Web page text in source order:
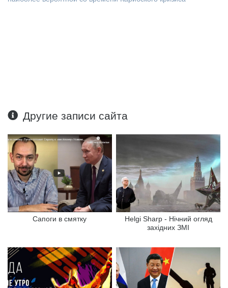
Другие записи сайта
Сапоги в смятку
Helgi Sharp - Нічний огляд
західних ЗМІ